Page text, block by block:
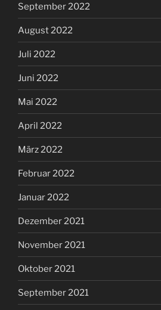
September 2022
August 2022
Juli 2022
Juni 2022
Mai 2022
April 2022
März 2022
Februar 2022
Januar 2022
Dezember 2021
November 2021
Oktober 2021
September 2021